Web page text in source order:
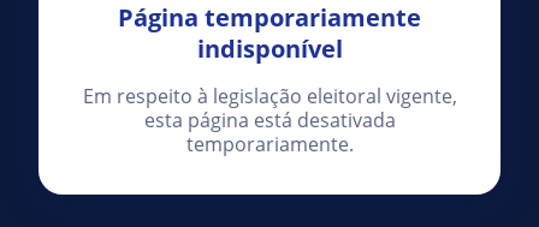
Página temporariamente
indisponível
Em respeito à legislação eleitoral vigente,
esta página está desativada
temporariamente.